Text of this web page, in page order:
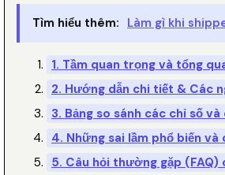
Tìm hiểu thêm: Làm gì khi
1. Tầm quan trọng và tổng
2. Hướng dẫn chi tiết & Các
3. Bảng so sánh các chỉ số
4. Những sai lầm phổ biến và
5. Câu hỏi thường gặp (FAQ)